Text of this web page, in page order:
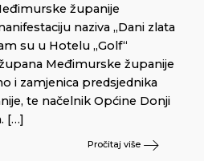
županije
naziva „Dani zlata
su u Hotelu „Golf“
Međimurske županije
i zamjenica predsjednika
te načelnik Općine Donji
[…]
Pročitaj više